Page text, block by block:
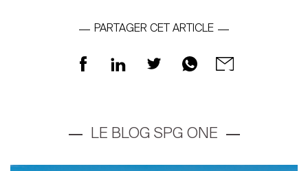
PARTAGER CET ARTICLE
LE BLOG SPG ONE